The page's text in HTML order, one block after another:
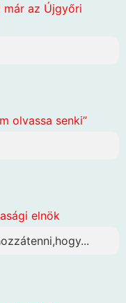
az Újgyőri
olvassa senki”
elnök